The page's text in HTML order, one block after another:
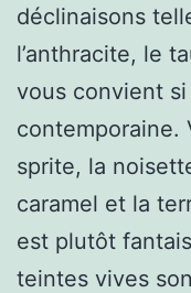
déclinaisons
l’anthracite, le
vous convient
contemporaine.
sprite, la
caramel et la
est plutôt
teintes vives